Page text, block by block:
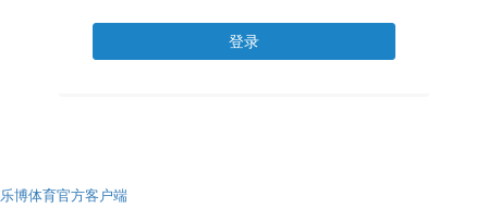
登录
乐博体育官方客户端